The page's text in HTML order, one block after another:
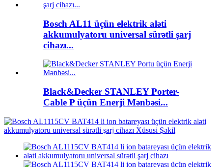
Bosch AL11 üçün elektrik aləti
akkumulyatoru universal sürətli şarj
cihazı...
Black&Decker STANLEY Porter-
Cable P üçün Enerji Mənbəsi...